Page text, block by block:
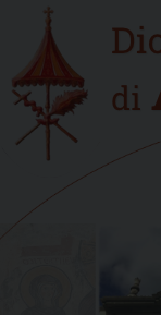
content
Home
new